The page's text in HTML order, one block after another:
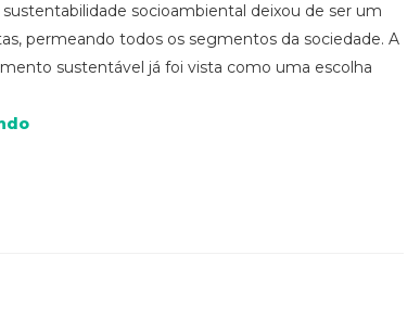
socioambiental deixou de ser um
permeando todos os segmentos da sociedade. A
sustentável já foi vista como uma escolha